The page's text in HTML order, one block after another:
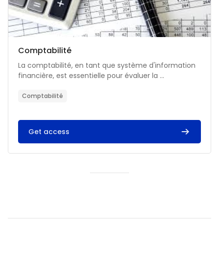
Catégorie de cours
Nom du cours
Comptabilité
Résumé du cours :
La comptabilité, en tant que système d'information
financière, est essentielle pour évaluer la ...
Comptabilité
Get access